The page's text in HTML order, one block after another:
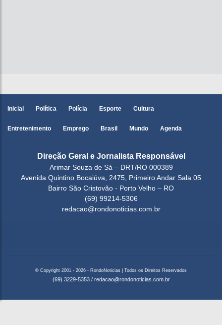
Inicial Política Polícia Esporte Cultura
Entretenimento Emprego Brasil Mundo Agenda
Direção Geral e Jornalista Responsável
Arimar Souza de Sá – DRT/RO 000389
Avenida Quintino Bocaiúva, 2475, Primeiro Andar Sala 05
Bairro São Cristovão - Porto Velho – RO
(69) 99214-5306
redacao@rondonoticias.com.br
© Copyright 2001 - 2026 - RondoNoticias | Todos os Direitos Reservados
(69) 3229-5353 / redacao@rondonoticias.com.br